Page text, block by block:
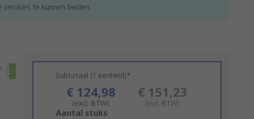
te kunnen bieden.
Subtotaal (1 eenheid)*
€ 124,98
(excl. BTW)
€ 151,23
(incl. BTW)
Add
Aantal stuks